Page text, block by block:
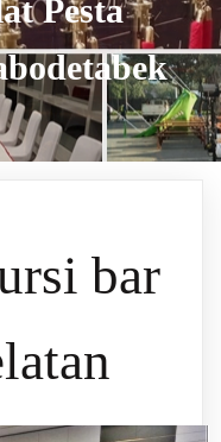
Pesta
bar